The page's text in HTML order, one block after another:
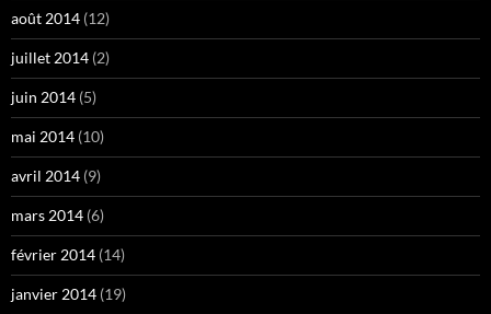
août 2014 (12)
juillet 2014 (2)
juin 2014 (5)
mai 2014 (10)
avril 2014 (9)
mars 2014 (6)
février 2014 (14)
janvier 2014 (19)